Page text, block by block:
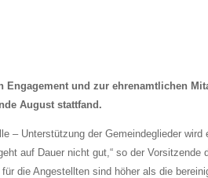
Engagement und zur ehrenamtlichen
August stattfand.
– Unterstützung der Gemeindeglieder
auf Dauer nicht gut,“ so der
die Angestellten sind höher als die